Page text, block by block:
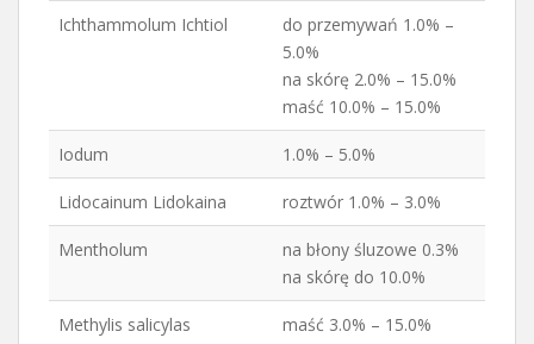
Ichthammolum Ichtiol
do przemywań 1.0% –
5.0%
na skórę 2.0% – 15.0%
maść 10.0% – 15.0%
Iodum 1.0% – 5.0%
Lidocainum Lidokaina roztwór 1.0% – 3.0%
Mentholum
na błony śluzowe 0.3%
na skórę do 10.0%
Methylis salicylas maść 3.0% – 15.0%